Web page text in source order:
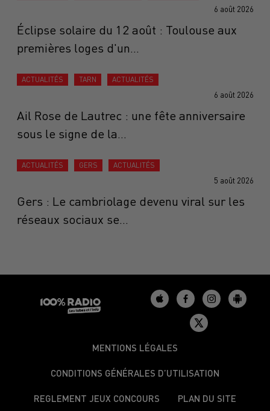
6 août 2026
Éclipse solaire du 12 août : Toulouse aux
premières loges d'un...
ACTUALITÉS TARN ACTUALITÉS
6 août 2026
Ail Rose de Lautrec : une fête anniversaire
sous le signe de la...
ACTUALITÉS GERS ACTUALITÉS
5 août 2026
Gers : Le cambriolage devenu viral sur les
réseaux sociaux se...
MENTIONS LÉGALES
CONDITIONS GÉNÉRALES D’UTILISATION
REGLEMENT JEUX CONCOURS PLAN DU SITE